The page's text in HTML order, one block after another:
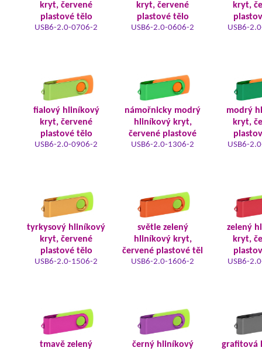
kryt, červené
plastové tělo
USB6-2.0-0706-2
kryt, červené
plastové tělo
USB6-2.0-0606-2
kryt,
USB6-
fialový hliníkový
kryt, červené
plastové tělo
USB6-2.0-0906-2
námořnicky modrý
hliníkový kryt,
červené plastové
USB6-2.0-1306-2
modrý
kryt,
USB6-
tyrkysový hliníkový
kryt, červené
plastové tělo
USB6-2.0-1506-2
světle zelený
hliníkový kryt,
červené plastové těl
USB6-2.0-1606-2
zelený
kryt,
USB6-
tmavě zelený
černý hliníkový
grafitová